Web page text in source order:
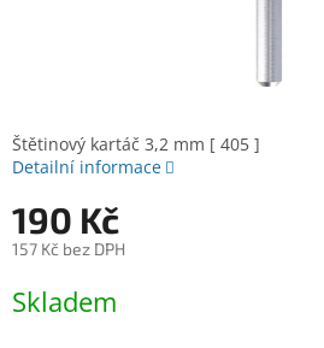
Štětinový kartáč 3,2 mm [ 405 ]
Detailní informace
190 Kč
157 Kč bez DPH
cena:
Skladem